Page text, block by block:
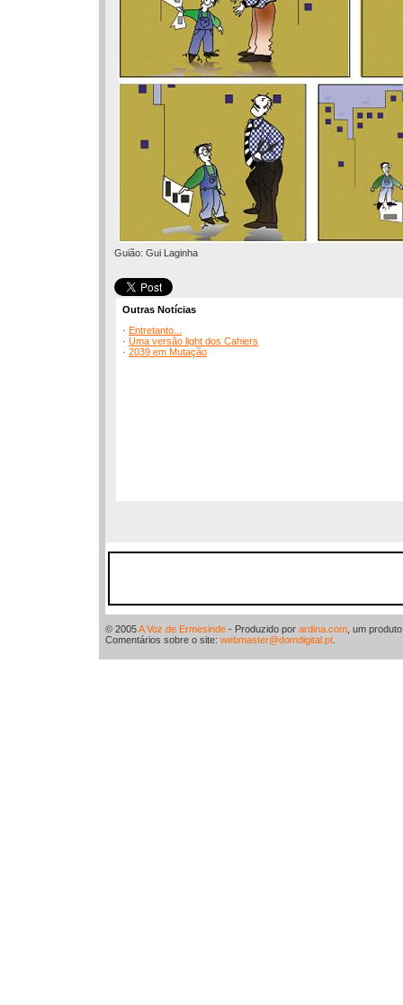
Guião: Gui Laginha
Outras Notícias
· Entretanto...
· Uma versão light dos Cahiers
· 2039 em Mutação
© 2005A Voz de Ermesinde - Produzido por ardina.com , um
Comentários sobre o site: webmaster@domdigital.pt